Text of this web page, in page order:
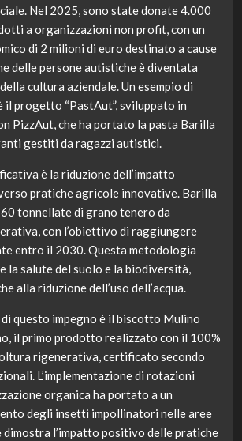
Nel 2025, sono state donate 4.000
a organizzazioni non profit, con un
di 2 milioni di euro destinato a cause
delle persone autistiche è diventata
cultura aziendale. Un esempio di
il progetto “PastAut”, sviluppato in
PizzAut, che ha portato la pasta Barilla
gestiti da ragazzi autistici.
è la riduzione dell’impatto
pratiche agricole innovative. Barilla
tonnellate di grano tenero da
con l’obiettivo di raggiungere
entro il 2030. Questa metodologia
la salute del suolo e la biodiversità,
alla riduzione dell’uso dell’acqua.
questo impegno è il biscotto Mulino
il primo prodotto realizzato con il 100%
rigenerativa, certificato secondo
L’implementazione di rotazioni
organica ha portato a un
degli insetti impollinatori nelle aree
l’impatto positivo delle pratiche